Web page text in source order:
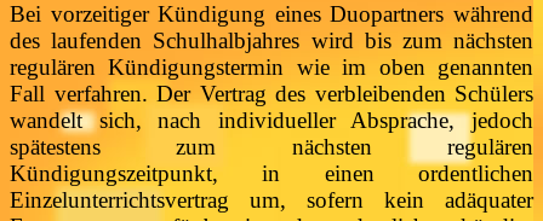
Bei vorzeitiger Kündigung eines Duopartners während
des laufenden Schulhalbjahres wird bis zum nächsten
regulären Kündigungstermin wie im oben genannten
Fall verfahren. Der Vertrag des verbleibenden Schülers
wandelt sich, nach individueller Absprache, jedoch
spätestens zum nächsten regulären
Kündigungszeitpunkt, in einen ordentlichen
Einzelunterrichtsvertrag um, sofern kein adäquater